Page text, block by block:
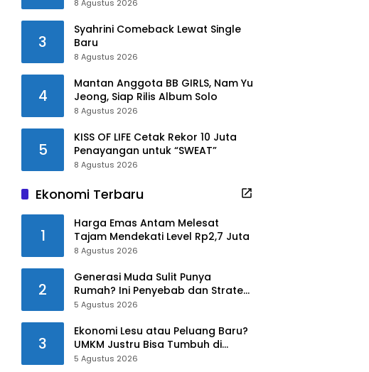
8 Agustus 2026
3
Syahrini Comeback Lewat Single
Baru
8 Agustus 2026
4
Mantan Anggota BB GIRLS, Nam Yu
Jeong, Siap Rilis Album Solo
8 Agustus 2026
5
KISS OF LIFE Cetak Rekor 10 Juta
Penayangan untuk “SWEAT”
8 Agustus 2026
Ekonomi Terbaru
1
Harga Emas Antam Melesat
Tajam Mendekati Level Rp2,7 Juta
8 Agustus 2026
2
Generasi Muda Sulit Punya
Rumah? Ini Penyebab dan Strategi
Mengatasinya
5 Agustus 2026
3
Ekonomi Lesu atau Peluang Baru?
UMKM Justru Bisa Tumbuh di
Tengah Ketidakpastian
5 Agustus 2026